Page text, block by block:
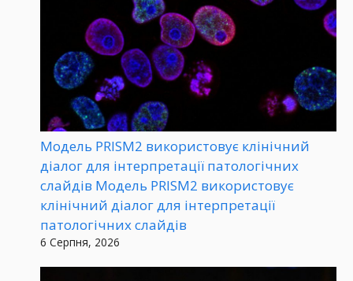
Модель PRISM2 використовує клінічний
діалог для інтерпретації патологічних
слайдів Модель PRISM2 використовує
клінічний діалог для інтерпретації
патологічних слайдів
6 Серпня, 2026